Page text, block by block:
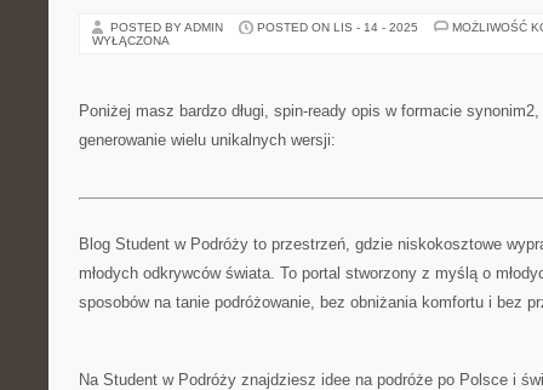
POSTED BY ADMIN POSTED ON LIS - 14 - 2025
MOŻLIWOŚĆ
WYŁĄCZONA
Poniżej masz bardzo długi, spin-ready opis w formacie
generowanie wielu unikalnych wersji:
Blog Student w Podróży to przestrzeń, gdzie niskokosztowe
młodych odkrywców świata. To portal stworzony z myślą o
sposobów na tanie podróżowanie, bez obniżania komfortu i bez
Na Student w Podróży znajdziesz idee na podróże po Polsce i